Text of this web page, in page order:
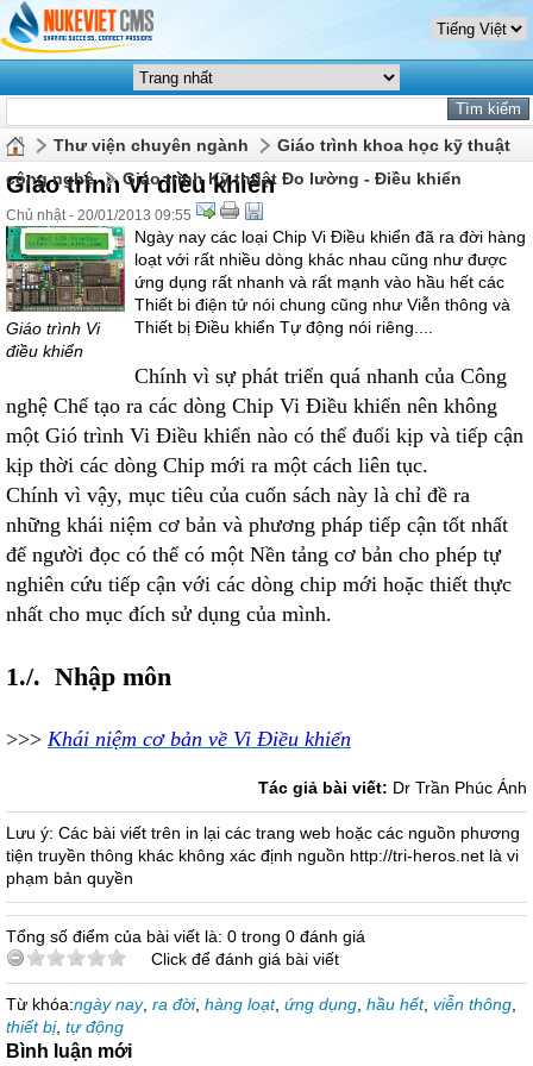
Thư viện chuyên ngành
Giáo trình khoa học kỹ thuật
công nghệ
Giáo trình Kỹ thuật Đo lường - Điều khiển
Giáo trình Vi điều khiển
Chủ nhật - 20/01/2013 09:55
Giáo trình Vi
điều khiển
Ngày nay các loại Chip Vi Điều khiển đã ra đời hàng
loạt với rất nhiều dòng khác nhau cũng như được
ứng dụng rất nhanh và rất mạnh vào hầu hết các
Thiết bi điện tử nói chung cũng như Viễn thông và
Thiết bị Điều khiển Tự động nói riêng....
Chính vì sự phát triển quá nhanh của Công
nghệ Chế tạo ra các dòng Chip Vi Điều khiển nên không
một Gió trình Vi Điều khiển nào có thể đuổi kịp và tiếp cận
kịp thời các dòng Chip mới ra một cách liên tục.
Chính vì vậy, mục tiêu của cuốn sách này là chỉ đề ra
những khái niệm cơ bản và phương pháp tiếp cận tốt nhất
để người đọc có thể có một Nền tảng cơ bản cho phép tự
nghiên cứu tiếp cận với các dòng chip mới hoặc thiết thực
nhất cho mục đích sử dụng của mình.
1./. Nhập môn
>>> Khái niệm cơ bản về Vi Điều khiển
Tác giả bài viết: Dr Trần Phúc Ánh
Lưu ý: Các bài viết trên in lại các trang web hoặc các nguồn phương
tiện truyền thông khác không xác định nguồn http://tri-heros.net là vi
phạm bản quyền
Tổng số điểm của bài viết là: 0 trong 0 đánh giá
Click để đánh giá bài viết
Từ khóa:ngày nay, ra đời, hàng loạt, ứng dụng hầu hết, viễn thông
thiết bị, tự động
Bình luận mới